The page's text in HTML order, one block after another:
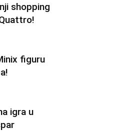
shopping
figuru
igra u